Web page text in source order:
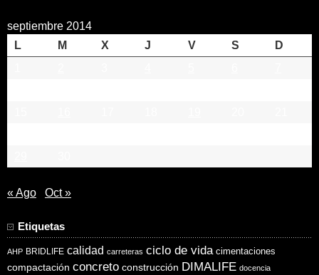
septiembre 2014
L
M X J V S
D
« Ago Oct »
Etiquetas
AHP BRIDLIFE calidad carreteras ciclo de vida cimentaciones
compactación concreto construcción DIMALIFE docencia